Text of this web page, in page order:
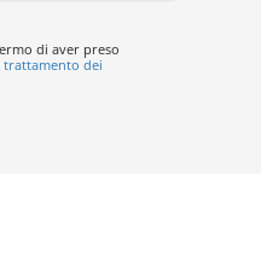
di aver preso
dei